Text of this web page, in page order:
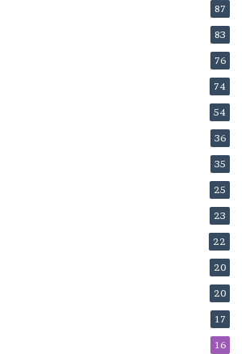
87
83
76
74
54
36
35
25
23
22
20
20
17
16